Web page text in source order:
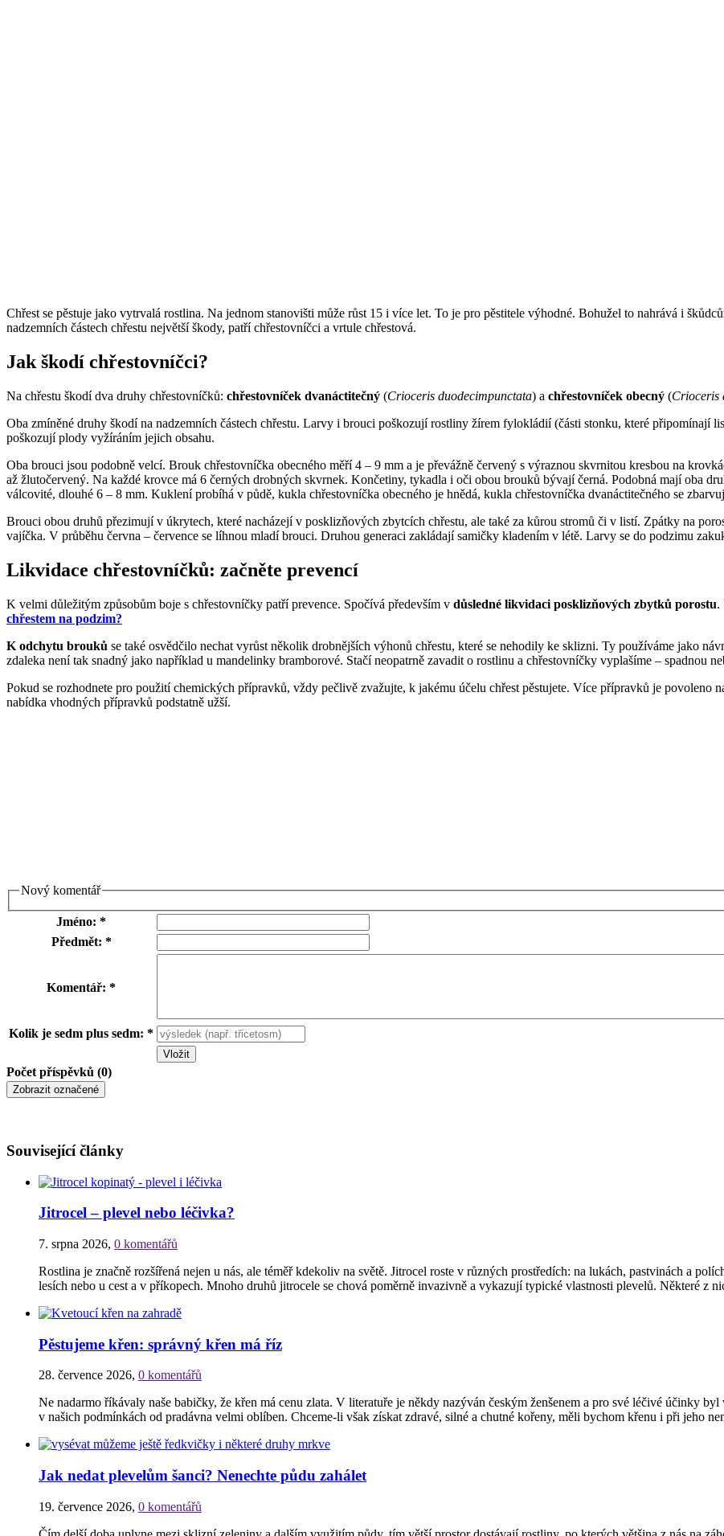
Chřest se pěstuje jako vytrvalá rostlina. Na jednom stanovišti může růst 15 i více let. To je pro pěstitele výhodné. Bohužel to nahrává i
nadzemních částech chřestu největší škody, patří chřestovníčci a vrtule chřestová.
Jak škodí chřestovníčci?
Na chřestu škodí dva druhy chřestovníčků: chřestovníček dvanáctitečný (Crioceris duodecimpunctata) a chřestovníček obecný (Crioceris
Oba zmíněné druhy škodí na nadzemních částech chřestu. Larvy i brouci poškozují rostliny žírem fylokládií (části stonku, které
poškozují plody vyžíráním jejich obsahu.
Oba brouci jsou podobně velcí. Brouk chřestovníčka obecného měří 4 – 9 mm a je převážně červený s výraznou skvrnitou kresbou na
až žlutočervený. Na každé krovce má 6 černých drobných skvrnek. Končetiny, tykadla i oči obou brouků bývají černá. Podobná mají oba
válcovité, dlouhé 6 – 8 mm. Kuklení probíhá v půdě, kukla chřestovníčka obecného je hnědá, kukla chřestovníčka dvanáctitečného se
Brouci obou druhů přezimují v úkrytech, které nacházejí v posklizňových zbytcích chřestu, ale také za kůrou stromů či v listí. Zpátky na
vajíčka. V průběhu června – července se líhnou mladí brouci. Druhou generaci zakládají samičky kladením v létě. Larvy se do podzimu
Likvidace chřestovníčků: začněte prevencí
K velmi důležitým způsobům boje s chřestovníčky patří prevence. Spočívá především v důsledné likvidaci posklizňových zbytků porostu.
chřestem na podzim?
K odchytu brouků se také osvědčilo nechat vyrůst několik drobnějších výhonů chřestu, které se nehodily ke sklizni. Ty používáme jako
zdaleka není tak snadný jako například u mandelinky bramborové. Stačí neopatrně zavadit o rostlinu a chřestovníčky vyplašíme – spadnou
Pokud se rozhodnete pro použití chemických přípravků, vždy pečlivě zvažujte, k jakému účelu chřest pěstujete. Více přípravků je povoleno
nabídka vhodných přípravků podstatně užší.
Nový komentář
Jméno: *
Předmět: *
Komentář: *
Kolik je sedm plus sedm: *
Počet příspěvků (0)
Související články
Jitrocel – plevel nebo léčivka?
7. srpna 2026, 0 komentářů
Rostlina je značně rozšířená nejen u nás, ale téměř kdekoliv na světě. Jitrocel roste v různých prostředích: na lukách, pastvinách a
lesích nebo u cest a v příkopech. Mnoho druhů jitrocele se chová poměrně invazivně a vykazují typické vlastnosti plevelů. Některé z
Pěstujeme křen: správný křen má říz
28. července 2026, 0 komentářů
Ne nadarmo říkávaly naše babičky, že křen má cenu zlata. V literatuře je někdy nazýván českým ženšenem a pro své léčivé účinky
v našich podmínkách od pradávna velmi oblíben. Chceme-li však získat zdravé, silné a chutné kořeny, měli bychom křenu i při jeho
Jak nedat plevelům šanci? Nenechte půdu zahálet
19. července 2026, 0 komentářů